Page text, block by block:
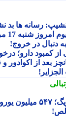
ها بد نشانم
17 مرداد
در خروج!
کمبود دارو؛
از اکوادور و
شاهکار اقتصادی لایپزیگ؛